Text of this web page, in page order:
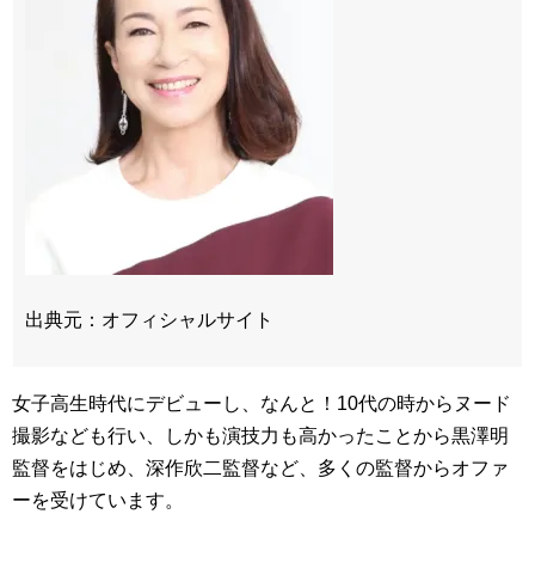
出典元：オフィシャルサイト
女子高生時代にデビューし、なんと！10代の時からヌード
撮影なども行い、しかも演技力も高かったことから黒澤明
監督をはじめ、深作欣二監督など、多くの監督からオファ
ーを受けています。